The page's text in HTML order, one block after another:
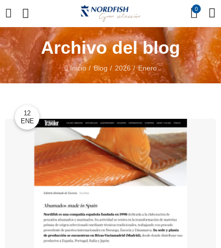
0
Archivo del blog
Inicio Blog 2026 Enero
12
ENE